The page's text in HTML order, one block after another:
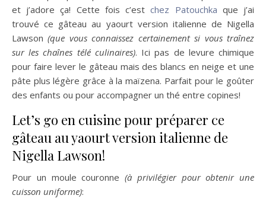
et j’adore ça! Cette fois c’estchez Patouchka que j’ai
trouvé ce gâteau au yaourt version italienne de Nigella
Lawson(que vous connaissez certainement si vous traînez
sur les chaînes télé culinaires). Ici pas de levure chimique
pour faire lever le gâteau mais des blancs en neige et une
pâte plus légère grâce à la maïzena. Parfait pour le goûter
des enfants ou pour accompagner un thé entre copines!
Let’s go en cuisine pour préparer ce
gâteau au yaourt version italienne de
Nigella Lawson!
Pour un moule couronne (à privilégier pour obtenir une
cuisson uniforme):